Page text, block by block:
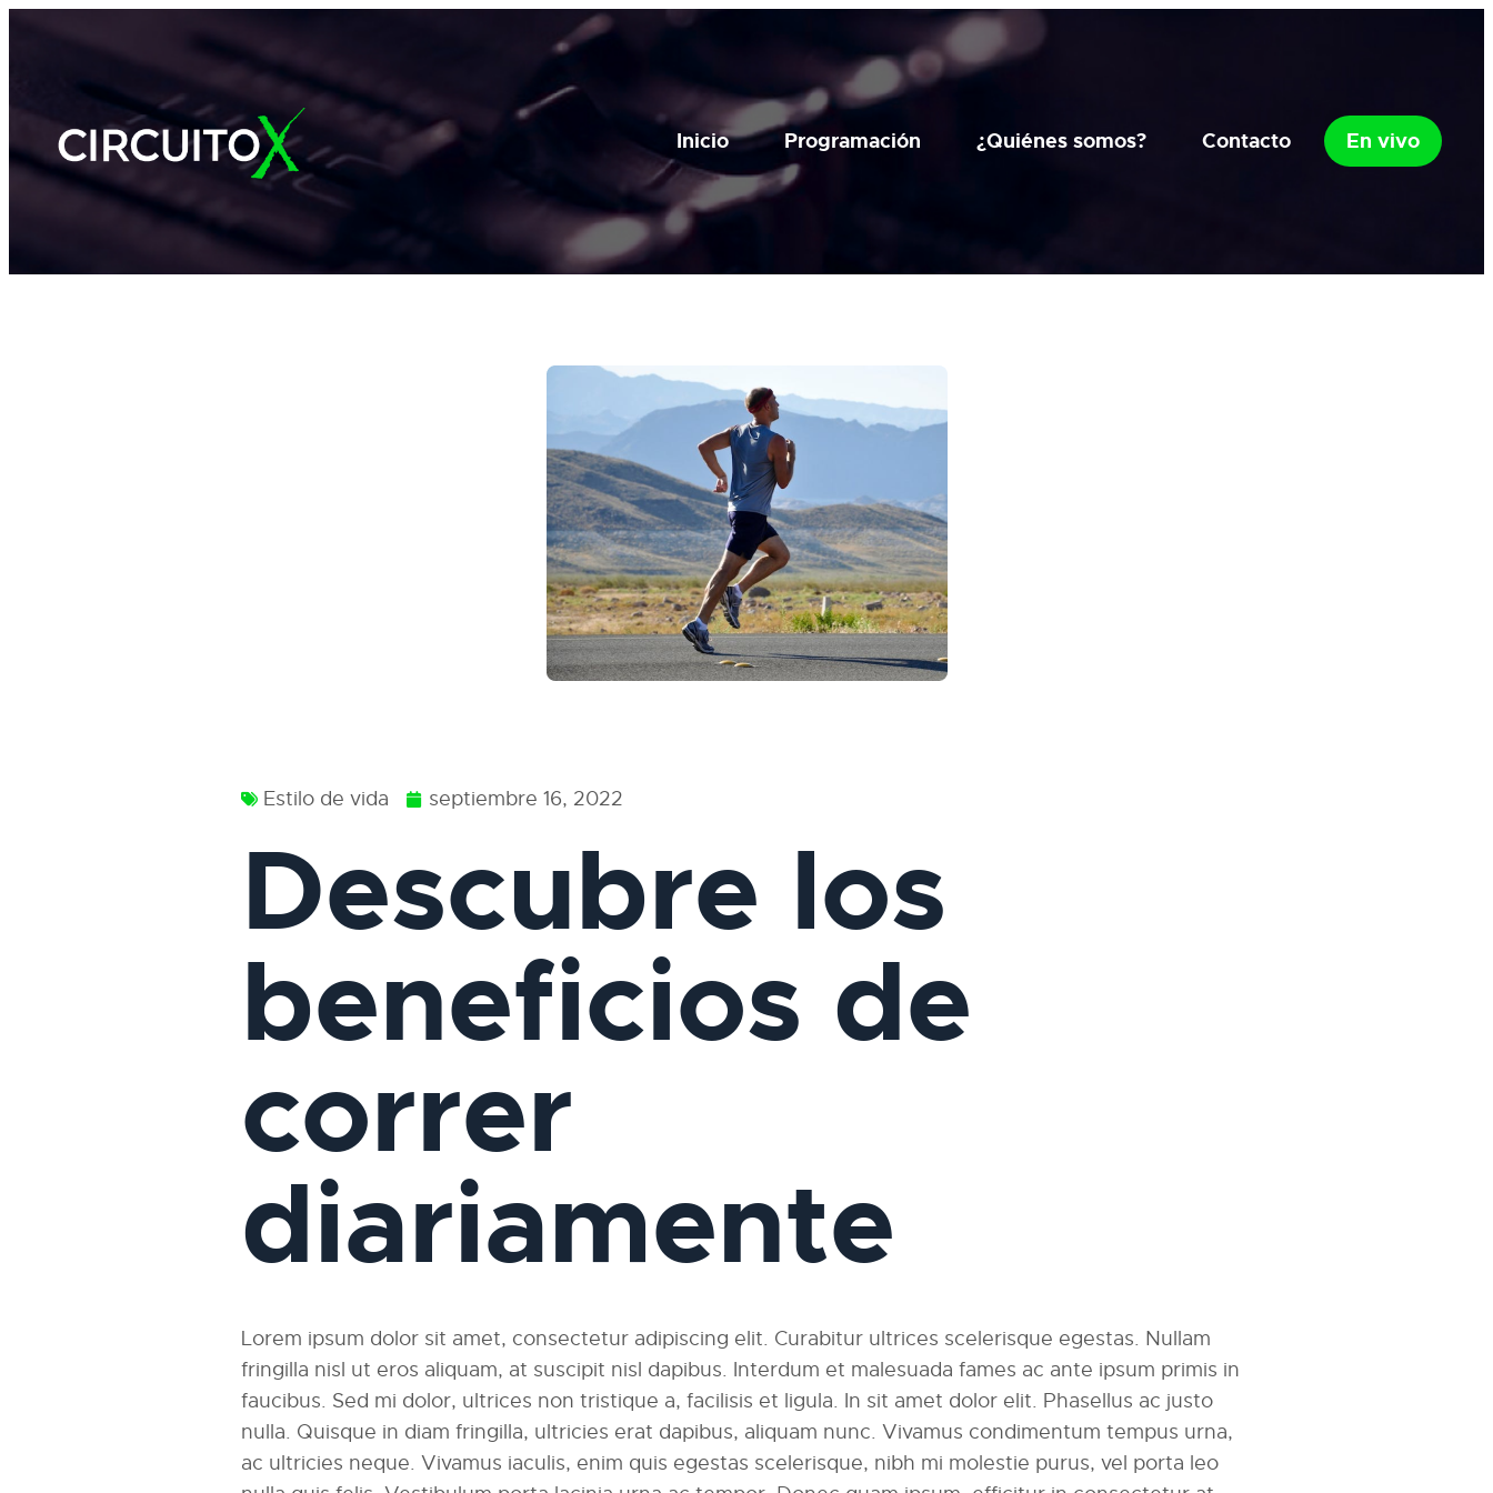
Inicio Programación ¿Quiénes somos? Contacto En vivo
Estilo de vida septiembre 16, 2022
Descubre los
beneficios de
correr
diariamente
Lorem ipsum dolor sit amet, consectetur adipiscing elit. Curabitur ultrices scelerisque egestas. Nullam
fringilla nisl ut eros aliquam, at suscipit nisl dapibus. Interdum et malesuada fames ac ante ipsum primis in
faucibus. Sed mi dolor, ultrices non tristique a, facilisis et ligula. In sit amet dolor elit. Phasellus ac justo
nulla. Quisque in diam fringilla, ultricies erat dapibus, aliquam nunc. Vivamus condimentum tempus urna,
ac ultricies neque. Vivamus iaculis, enim quis egestas scelerisque, nibh mi molestie purus, vel porta leo